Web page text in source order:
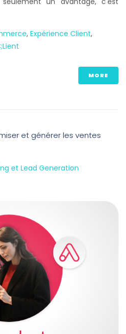
, Expérience Client,
MORE
et générer les ventes
et Lead Generation